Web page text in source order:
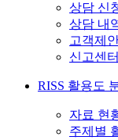
상담 신
상담 내
고객제
신고센터
RISS 활용도
자료 현
주제별